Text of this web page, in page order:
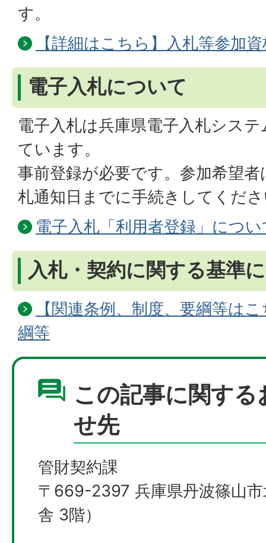
す。
【詳細はこちら】入札等参加
電子入札について
電子入札は兵庫県電子入札シス
ています。
事前登録が必要です。参加希望
札通知日までに手続きしてくだ
電子入札「利用者登録」につ
入札・契約に関する基準
【関連条例、制度、要綱等は
綱等
この記事に関する
せ先
管財契約課
〒669-2397 兵庫県丹波篠山
舎 3階）